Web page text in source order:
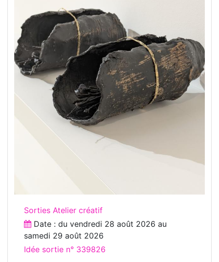
Sorties Atelier créatif
Date : du vendredi 28 août 2026 au
samedi 29 août 2026
Idée sortie n° 339826